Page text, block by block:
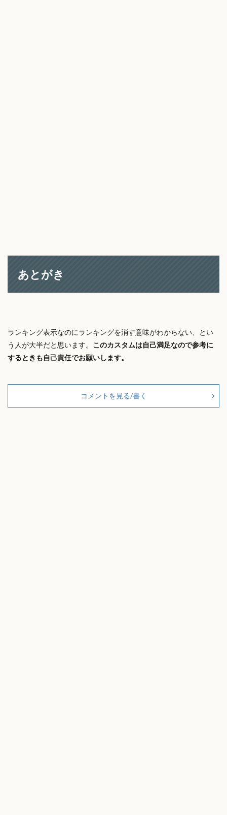
あとがき
ランキング表示なのにランキングを消す意味がわからない、とい
う人が大半だと思います。 このカスタムは自己満足なので参考に
するときも自己責任でお願いします。
コメントを見る/書く